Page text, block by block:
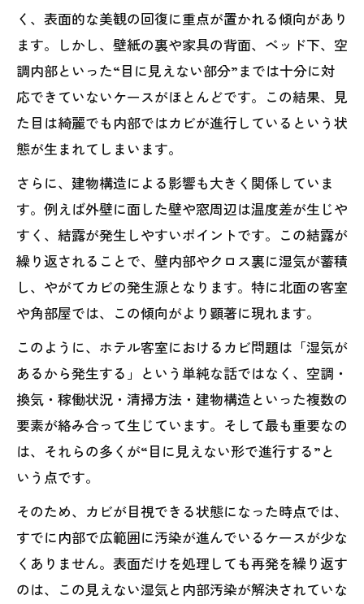
く、表面的な美観の回復に重点が置かれる傾向があり
ます。しかし、壁紙の裏や家具の背面、ベッド下、空
調内部といった“目に見えない部分”までは十分に対
応できていないケースがほとんどです。この結果、見
た目は綺麗でも内部ではカビが進行しているという状
態が生まれてしまいます。
さらに、建物構造による影響も大きく関係していま
す。例えば外壁に面した壁や窓周辺は温度差が生じや
すく、結露が発生しやすいポイントです。この結露が
繰り返されることで、壁内部やクロス裏に湿気が蓄積
し、やがてカビの発生源となります。特に北面の客室
や角部屋では、この傾向がより顕著に現れます。
このように、ホテル客室におけるカビ問題は「湿気が
あるから発生する」という単純な話ではなく、空調・
換気・稼働状況・清掃方法・建物構造といった複数の
要素が絡み合って生じています。そして最も重要なの
は、それらの多くが“目に見えない形で進行する”と
いう点です。
そのため、カビが目視できる状態になった時点では、
すでに内部で広範囲に汚染が進んでいるケースが少な
くありません。表面だけを処理しても再発を繰り返す
のは、この見えない湿気と内部汚染が解決されていな